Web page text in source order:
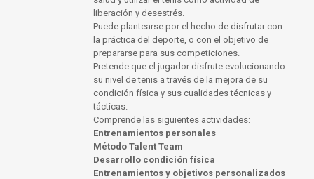
liberación y desestrés.
Puede plantearse por el hecho de disfrutar con
la práctica del deporte, o con el objetivo de
prepararse para sus competiciones.
Pretende que el jugador disfrute evolucionando
su nivel de tenis a través de la mejora de su
condición física y sus cualidades técnicas y
tácticas.
Comprende las siguientes actividades:
Entrenamientos personales
Método Talent Team
Desarrollo condición física
Entrenamientos y objetivos personalizados